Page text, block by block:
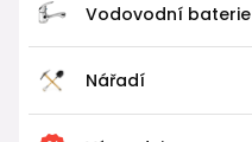
Vodovodní baterie
Nářadí